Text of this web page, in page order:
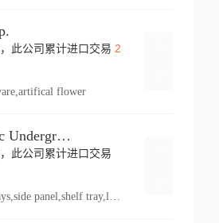
此公司累计进口交易 2
flower
Knapheide Kc Underground
此公司累计进口交易